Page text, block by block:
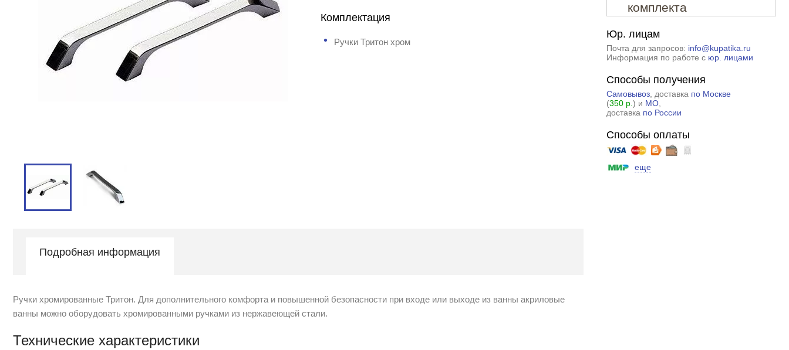
Комплектация
Ручки Тритон хром
комплекта
Юр. лицам
Почта для запросов: info@kupatika.ru
Информация по работе с юр. лицами
Способы получения
Самовывоз, доставка по Москве
(350 р. ) и МО,
доставка по России
Способы оплаты
еще
Подробная информация
Ручки хромированные Тритон. Для дополнительного комфорта и повышенной безопасности при входе или выходе из ванны акриловые
ванны можно оборудовать хромированными ручками из нержавеющей стали.
Технические характеристики